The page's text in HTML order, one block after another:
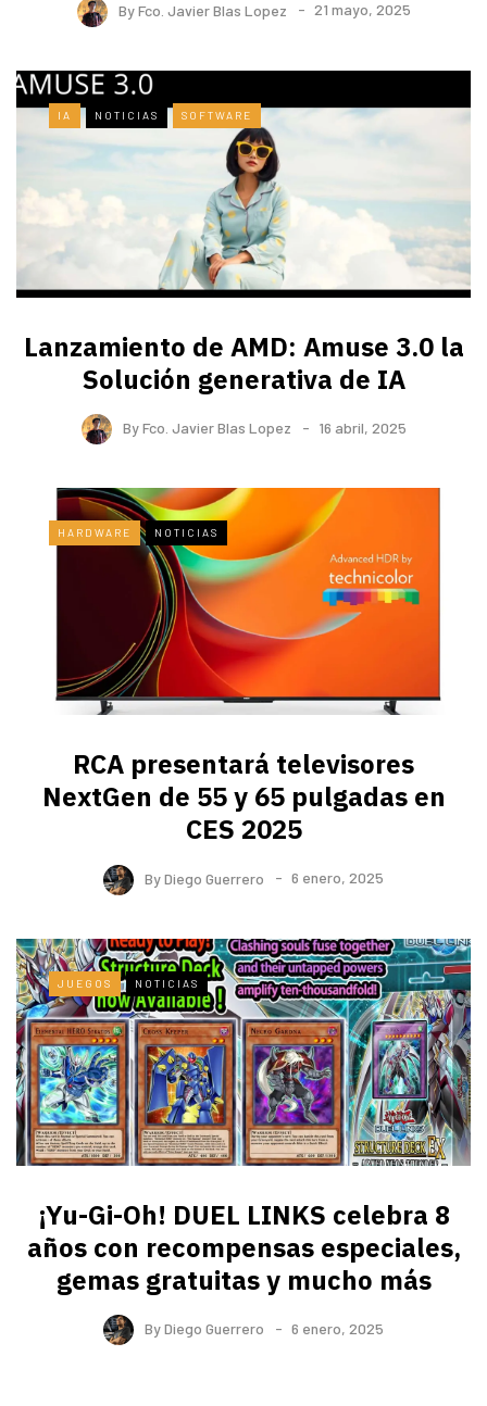
ByFco. Javier Blas Lopez 21 mayo, 2025
IA NOTICIAS SOFTWARE
Lanzamiento de AMD: Amuse 3.0 la
Solución generativa de IA
ByFco. Javier Blas Lopez 16 abril, 2025
HARDWARE NOTICIAS
RCA presentará televisores
NextGen de 55 y 65 pulgadas en
CES 2025
ByDiego Guerrero 6 enero, 2025
JUEGOS NOTICIAS
¡Yu-Gi-Oh! DUEL LINKS celebra 8
años con recompensas especiales,
gemas gratuitas y mucho más
ByDiego Guerrero 6 enero, 2025